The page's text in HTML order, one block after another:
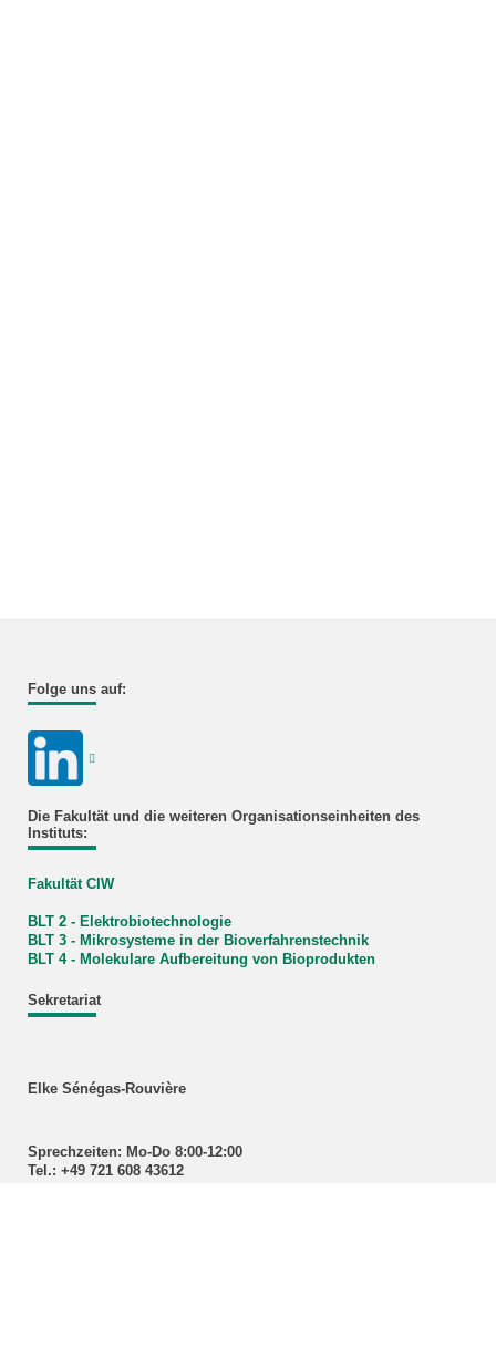
Folge uns auf:
Die Fakultät und die weiteren Organisationseinheiten des
Instituts:
Fakultät CIW
BLT 2 - Elektrobiotechnologie
BLT 3 - Mikrosysteme in der Bioverfahrenstechnik
BLT 4 - Molekulare Aufbereitung von Bioprodukten
Sekretariat
Elke Sénégas-Rouvière
Sprechzeiten: Mo-Do 8:00-12:00
Tel.: +49 721 608 43612